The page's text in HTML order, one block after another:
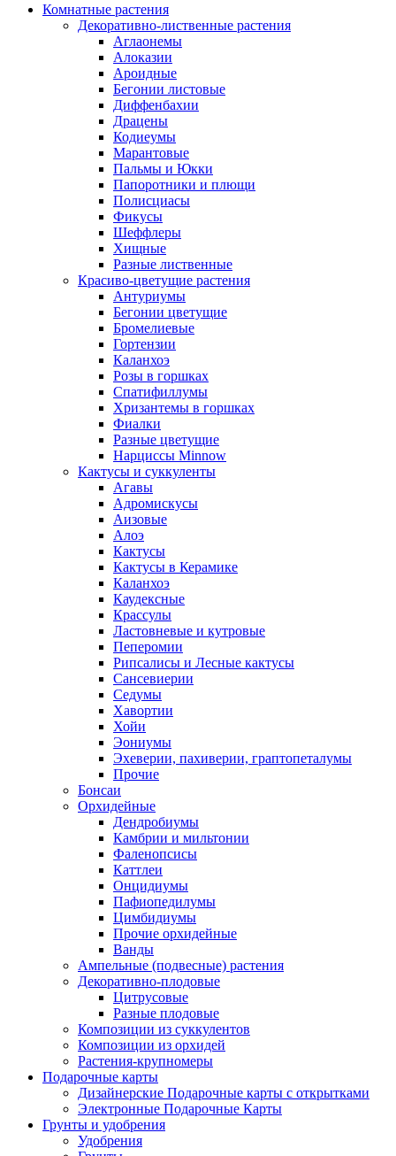
Комнатные растения
Декоративно-лиственные растения
Аглаонемы
Алоказии
Ароидные
Бегонии листовые
Диффенбахии
Драцены
Кодиеумы
Марантовые
Пальмы и Юкки
Папоротники и плющи
Полисциасы
Фикусы
Шеффлеры
Хищные
Разные лиственные
Красиво-цветущие растения
Антуриумы
Бегонии цветущие
Бромелиевые
Гортензии
Каланхоэ
Розы в горшках
Спатифиллумы
Хризантемы в горшках
Фиалки
Разные цветущие
Нарциссы Minnow
Кактусы и суккуленты
Агавы
Адромискусы
Аизовые
Алоэ
Кактусы
Кактусы в Керамике
Каланхоэ
Каудексные
Крассулы
Ластовневые и кутровые
Пеперомии
Рипсалисы и Лесные кактусы
Сансевиерии
Седумы
Хавортии
Хойи
Эониумы
Эхеверии, пахиверии, граптопеталумы
Прочие
Бонсаи
Орхидейные
Дендробиумы
Камбрии и мильтонии
Фаленопсисы
Каттлеи
Онцидиумы
Пафиопедилумы
Цимбидиумы
Прочие орхидейные
Ванды
Ампельные (подвесные) растения
Декоративно-плодовые
Цитрусовые
Разные плодовые
Композиции из суккулентов
Композиции из орхидей
Растения-крупномеры
Подарочные карты
Дизайнерские Подарочные карты с открытками
Электронные Подарочные Карты
Грунты и удобрения
Удобрения